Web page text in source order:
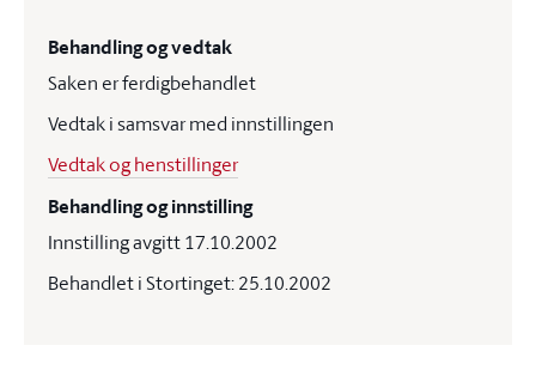
Behandling og vedtak
Saken er ferdigbehandlet
Vedtak i samsvar med innstillingen
Vedtak og henstillinger
Behandling og innstilling
Innstilling avgitt 17.10.2002
Behandlet i Stortinget: 25.10.2002